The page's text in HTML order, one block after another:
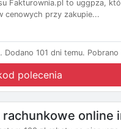
Fakturownia.pl to uggpza,
cenowych przy zakupie...
Dodano 101 dni temu. Pobrano
polecenia
rachunkowe online